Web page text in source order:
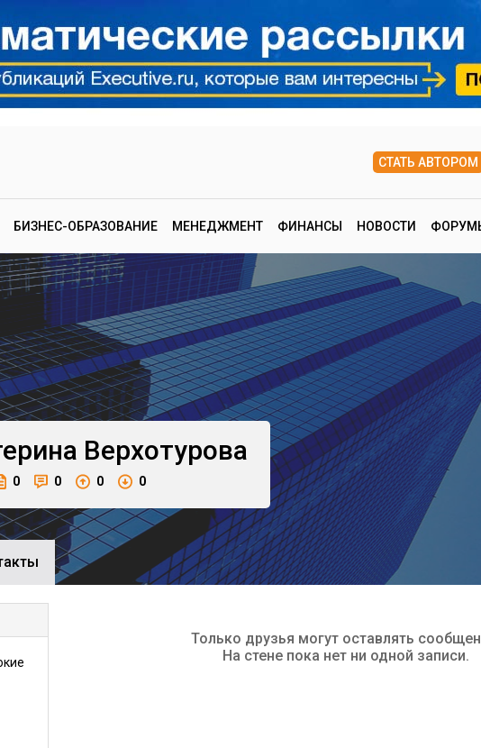
СТАТЬ АВТОРОМ
БИЗНЕС-ОБРАЗОВАНИЕ МЕНЕДЖМЕНТ ФИНАНСЫ НОВОСТИ
Верхотурова
0 0 0 0
Только друзья могут оставлять
На стене пока нет ни одной записи.